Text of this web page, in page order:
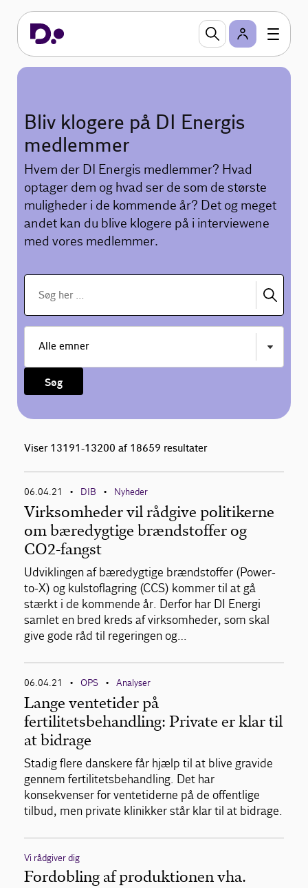
Bliv klogere på DI Energis
medlemmer
Hvem der DI Energis medlemmer? Hvad
optager dem og hvad ser de som de største
muligheder i de kommende år? Det og meget
andet kan du blive klogere på i interviewene
med vores medlemmer.
Søg
Viser 13191-13200 af 18659 resultater
06.04.21 • DIB • Nyheder
Virksomheder vil rådgive politikerne
om bæredygtige brændstoffer og
CO2-fangst
Udviklingen af bæredygtige brændstoffer (Power-
to-X) og kulstoflagring (CCS) kommer til at gå
stærkt i de kommende år. Derfor har DI Energi
samlet en bred kreds af virksomheder, som skal
give gode råd til regeringen og…
06.04.21 • OPS • Analyser
Lange ventetider på
fertilitetsbehandling: Private er klar til
at bidrage
Stadig flere danskere får hjælp til at blive gravide
gennem fertilitetsbehandling. Det har
konsekvenser for ventetiderne på de offentlige
tilbud, men private klinikker står klar til at bidrage.
Vi rådgiver dig
Fordobling af produktionen vha.